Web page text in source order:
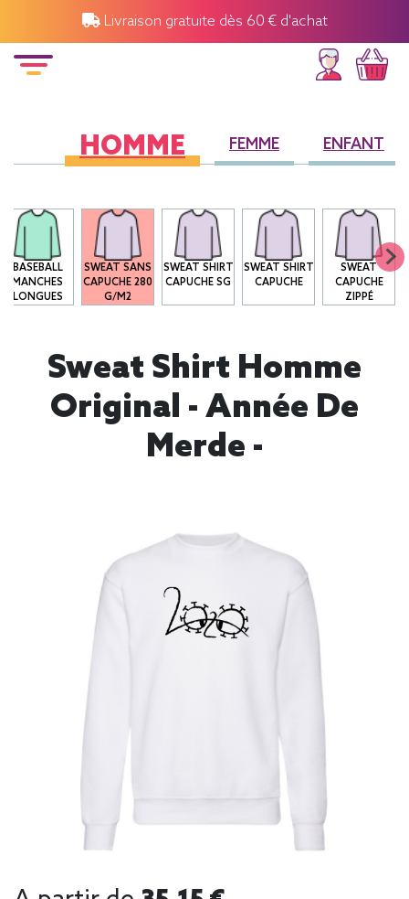
Livraison gratuite dès 60 € d'achat
HOMME FEMME ENFANT
BASEBALL
MANCHES
LONGUES
SWEAT SANS
CAPUCHE 280
G/M2
SWEAT SHIRT
CAPUCHE SG
SWEAT SHIRT
CAPUCHE
SWEAT
CAPUCHE
ZIPPÉ
Sweat Shirt Homme
Original - Année De
Merde -